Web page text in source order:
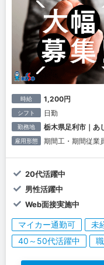
時給 1,200円
シフト 日勤
勤務地 栃木県足利市｜あ
雇用形態 期間工・期間従業
20代活躍中
男性活躍中
Web面接実施中
マイカー通勤可 未
40～50代活躍中